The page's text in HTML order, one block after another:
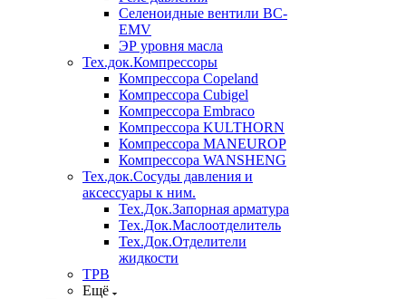
Селеноидные вентили BC-
EMV
ЭР уровня масла
Тех.док.Компрессоры
Компрессора Copeland
Компрессора Cubigel
Компрессора Embraco
Компрессора KULTHORN
Компрессора MANEUROP
Компрессора WANSHENG
Тех.док.Сосуды давления и
аксессуары к ним.
Тех.Док.Запорная арматура
Тех.Док.Маслоотделитель
Тех.Док.Отделители
жидкости
ТРВ
Ещё